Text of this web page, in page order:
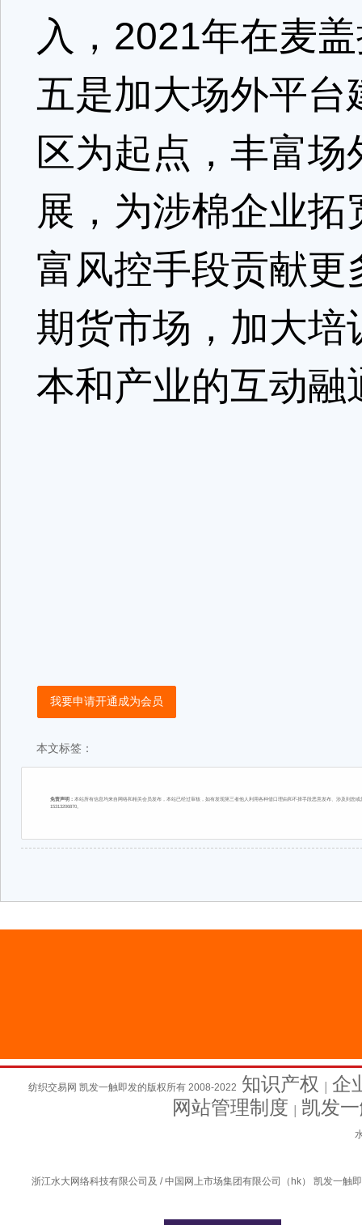
入，2021年在麦
五是加大场外平
区为起点，丰富
展，为涉棉企业
富风控手段贡献
期货市场，加大
本和产业的互动
我要申请开通成为会员
本文标签：
免责声明： 本站所有信息均来自网络和相关会员发布，本站已经过审核，如有发现第三者他人利用各种借口理由和不择手段恶意发布、涉及到
15313206870。
纺织交易网 凯发一触即发的版权所有 2008-2022 知识产权
企
网站管理制度
凯发
浙江水大网络科技有限公司及 / 中国网上市场集团有限公司（hk） 凯发一触